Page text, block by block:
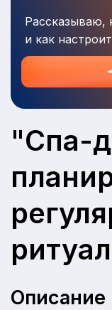
Рассказываю,
и как
"Спа-
Описание